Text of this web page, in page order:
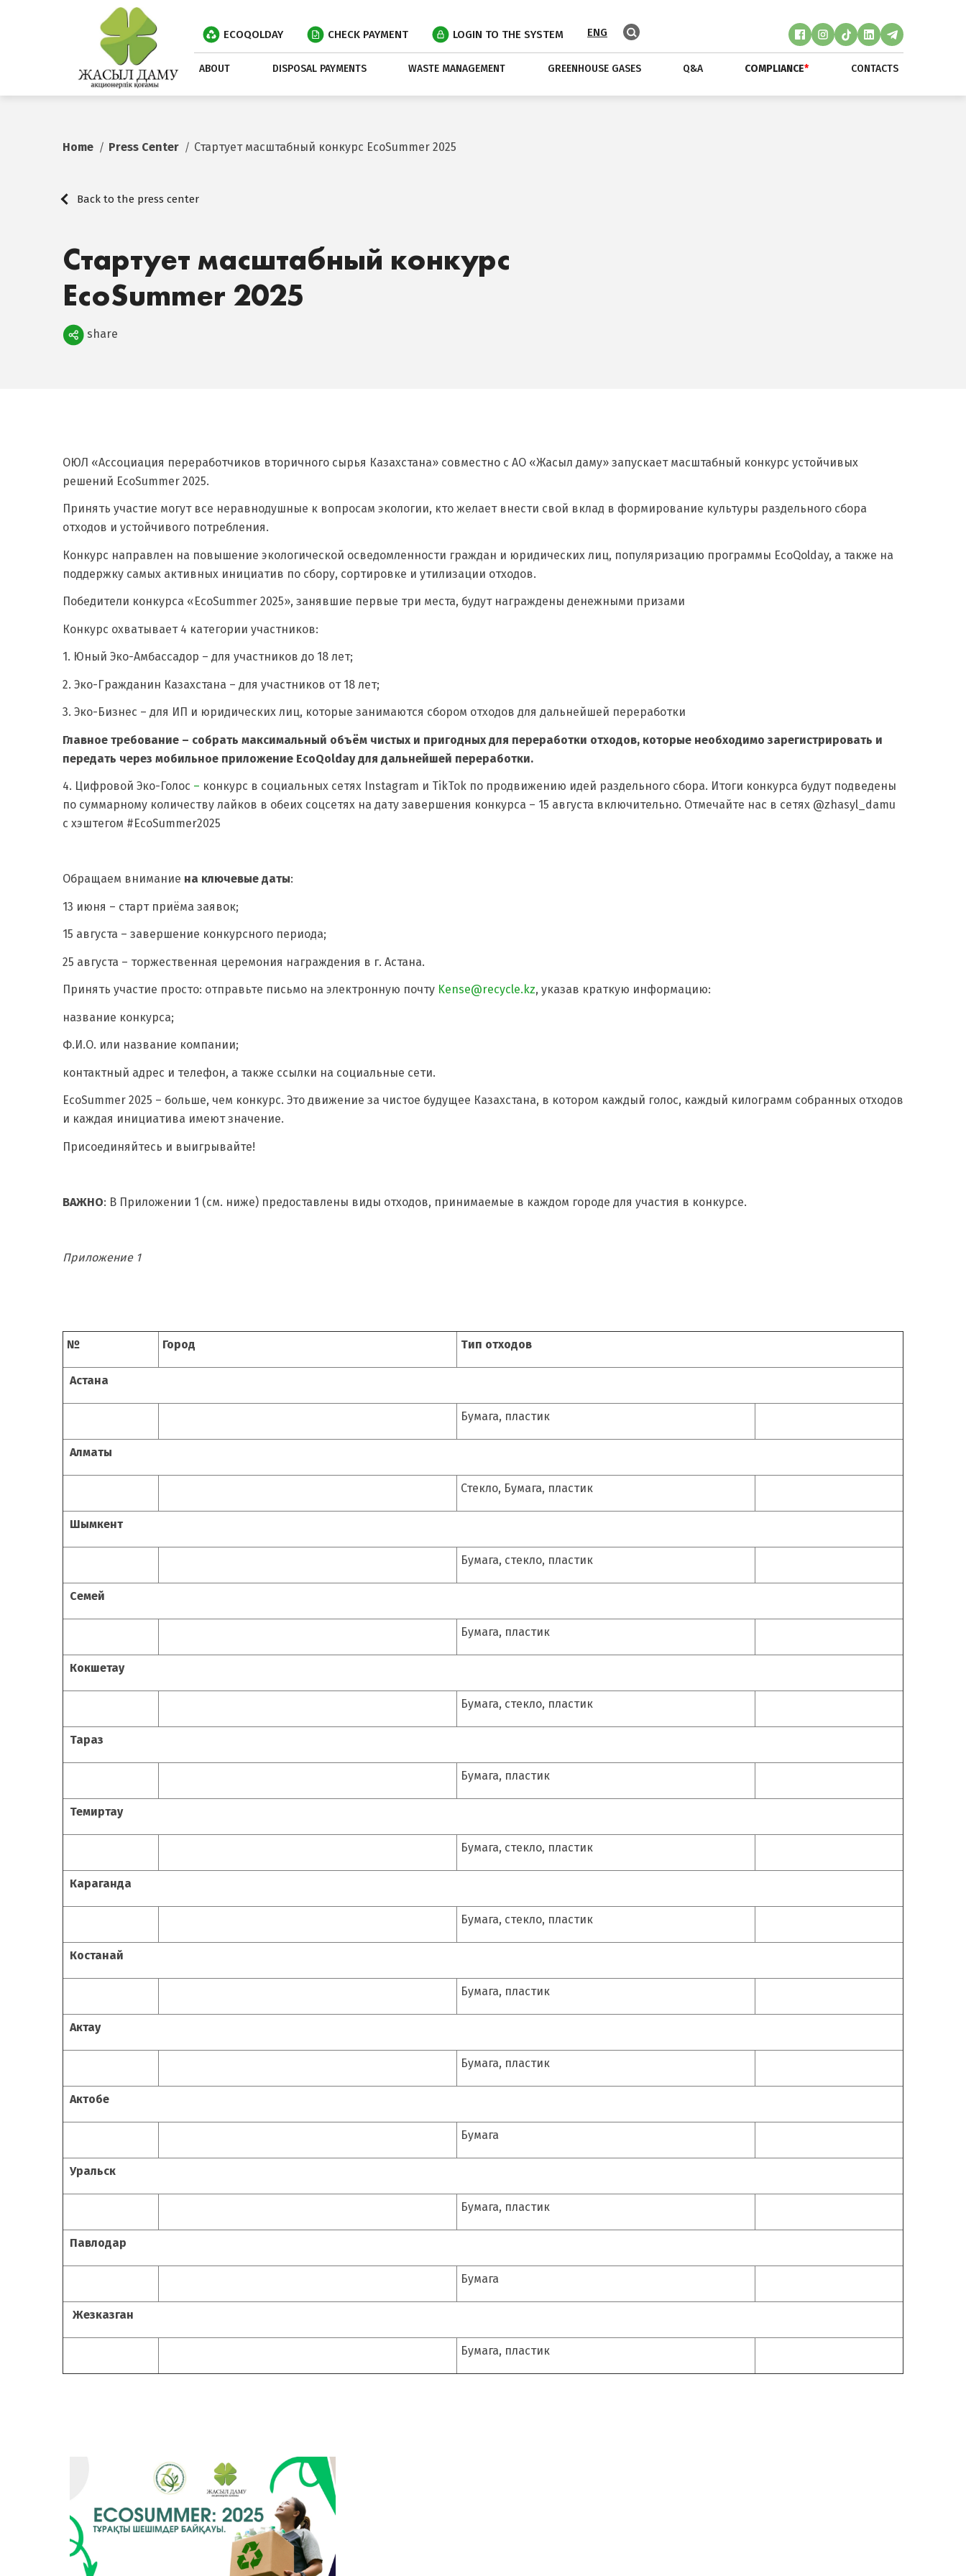
ECOQOLDAY CHECK PAYMENT LOGIN TO THE SYSTEM ENG
ABOUT DISPOSAL PAYMENTS WASTE MANAGEMENT GREENHOUSE GASES Q&A COMPLIANCE* CONTACTS
Home Press Center Стартует масштабный конкурс EcoSummer 2025
Back to the press center
Стартует масштабный конкурс
EcoSummer 2025
Поделиться
share
ОЮЛ «Ассоциация переработчиков вторичного сырья Казахстана» совместно с АО «Жасыл даму» запускает масштабный конкурс устойчивых
решений EcoSummer 2025.
Принять участие могут все неравнодушные к вопросам экологии, кто желает внести свой вклад в формирование культуры раздельного сбора
отходов и устойчивого потребления.
Конкурс направлен на повышение экологической осведомленности граждан и юридических лиц, популяризацию программы EcoQolday, а также на
поддержку самых активных инициатив по сбору, сортировке и утилизации отходов.
Победители конкурса «EcoSummer 2025», занявшие первые три места, будут награждены денежными призами
Конкурс охватывает 4 категории участников:
1. Юный Эко-Амбассадор – для участников до 18 лет;
2. Эко-Гражданин Казахстана – для участников от 18 лет;
3. Эко-Бизнес – для ИП и юридических лиц, которые занимаются сбором отходов для дальнейшей переработки
Главное требование – собрать максимальный объём чистых и пригодных для переработки отходов, которые необходимо зарегистрировать и
передать через мобильное приложение EcoQolday для дальнейшей переработки.
4. Цифровой Эко-Голос – конкурс в социальных сетях Instagram и TikTok по продвижению идей раздельного сбора. Итоги конкурса будут подведены
по суммарному количеству лайков в обеих соцсетях на дату завершения конкурса – 15 августа включительно. Отмечайте нас в сетях @zhasyl_damu
с хэштегом #EcoSummer2025
Обращаем внимание на ключевые даты:
13 июня – старт приёма заявок;
15 августа – завершение конкурсного периода;
25 августа – торжественная церемония награждения в г. Астана.
Принять участие просто: отправьте письмо на электронную почту Kense@recycle.kz, указав краткую информацию:
название конкурса;
Ф.И.О. или название компании;
контактный адрес и телефон, а также ссылки на социальные сети.
EcoSummer 2025 – больше, чем конкурс. Это движение за чистое будущее Казахстана, в котором каждый голос, каждый килограмм собранных отходов
и каждая инициатива имеют значение.
Присоединяйтесь и выигрывайте!
ВАЖНО: В Приложении 1 (см. ниже) предоставлены виды отходов, принимаемые в каждом городе для участия в конкурсе.
Приложение 1
№ Город Тип отходов
Астана
Бумага, пластик
Алматы
Стекло, Бумага, пластик
Шымкент
Бумага, стекло, пластик
Семей
Бумага, пластик
Кокшетау
Бумага, стекло, пластик
Тараз
Бумага, пластик
Темиртау
Бумага, стекло, пластик
Караганда
Бумага, стекло, пластик
Костанай
Бумага, пластик
Актау
Бумага, пластик
Актобе
Бумага
Уральск
Бумага, пластик
Павлодар
Бумага
Жезказган
Бумага, пластик